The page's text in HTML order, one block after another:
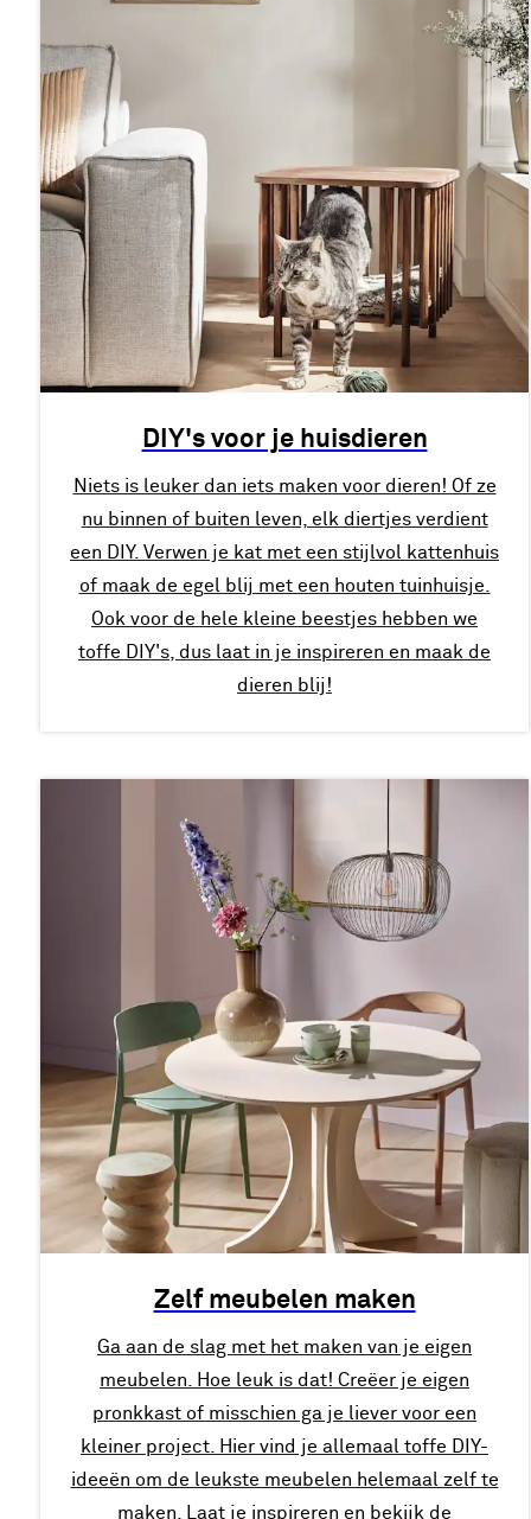
DIY's voor je huisdieren
Niets is leuker dan iets maken voor dieren! Of ze
nu binnen of buiten leven, elk diertjes verdient
een DIY. Verwen je kat met een stijlvol kattenhuis
of maak de egel blij met een houten tuinhuisje.
Ook voor de hele kleine beestjes hebben we
toffe DIY's, dus laat in je inspireren en maak de
dieren blij!
Zelf meubelen maken
Ga aan de slag met het maken van je eigen
meubelen. Hoe leuk is dat! Creëer je eigen
pronkkast of misschien ga je liever voor een
kleiner project. Hier vind je allemaal toffe DIY-
ideeën om de leukste meubelen helemaal zelf te
maken. Laat je inspireren en bekijk de